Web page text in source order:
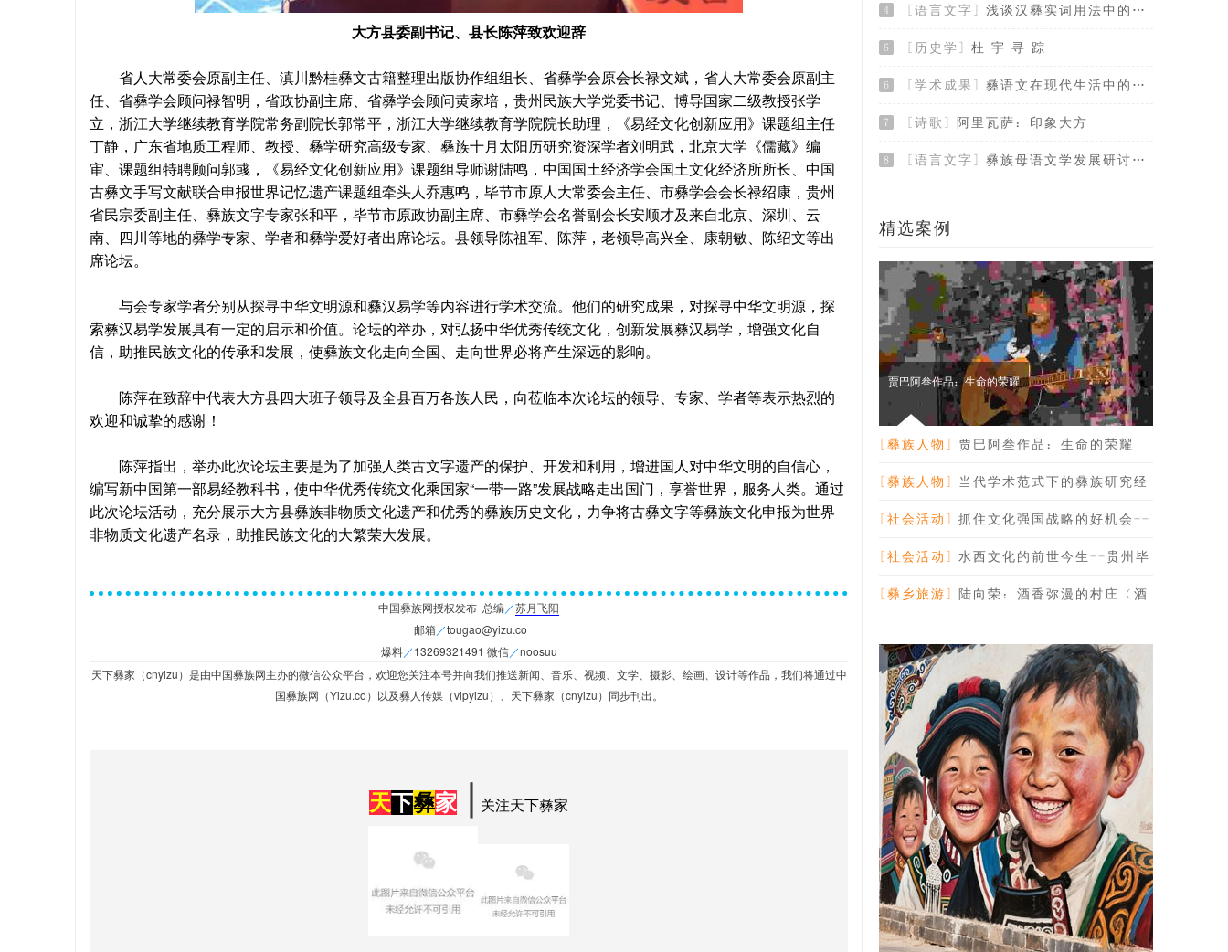
大方县委副书记、县长陈萍致欢迎辞
省人大常委会原副主任、滇川黔桂彝文古籍整理出版协作组组长、省彝学会原会长禄文斌，省人大常委会原副主
任、省彝学会顾问禄智明，省政协副主席、省彝学会顾问黄家培，贵州民族大学党委书记、博导国家二级教授张学
立，浙江大学继续教育学院常务副院长郭常平，浙江大学继续教育学院院长助理，《易经文化创新应用》课题组主任
丁静，广东省地质工程师、教授、彝学研究高级专家、彝族十月太阳历研究资深学者刘明武，北京大学《儒藏》编
审、课题组特聘顾问郭彧，《易经文化创新应用》课题组导师谢陆鸣，中国国土经济学会国土文化经济所所长、中国
古彝文手写文献联合申报世界记忆遗产课题组牵头人乔惠鸣，毕节市原人大常委会主任、市彝学会会长禄绍康，贵州
省民宗委副主任、彝族文字专家张和平，毕节市原政协副主席、市彝学会名誉副会长安顺才及来自北京、深圳、云
南、四川等地的彝学专家、学者和彝学爱好者出席论坛。县领导陈祖军、陈萍，老领导高兴全、康朝敏、陈绍文等出
席论坛。
与会专家学者分别从探寻中华文明源和彝汉易学等内容进行学术交流。他们的研究成果，对探寻中华文明源，探
索彝汉易学发展具有一定的启示和价值。论坛的举办，对弘扬中华优秀传统文化，创新发展彝汉易学，增强文化自
信，助推民族文化的传承和发展，使彝族文化走向全国、走向世界必将产生深远的影响。
陈萍在致辞中代表大方县四大班子领导及全县百万各族人民，向莅临本次论坛的领导、专家、学者等表示热烈的
欢迎和诚挚的感谢！
陈萍指出，举办此次论坛主要是为了加强人类古文字遗产的保护、开发和利用，增进国人对中华文明的自信心，
编写新中国第一部易经教科书，使中华优秀传统文化乘国家“一带一路”发展战略走出国门，享誉世界，服务人类。通过
此次论坛活动，充分展示大方县彝族非物质文化遗产和优秀的彝族历史文化，力争将古彝文字等彝族文化申报为世界
非物质文化遗产名录，助推民族文化的大繁荣大发展。
中国彝族网授权发布 总编／苏月飞阳
邮箱 ／tougao@yizu.co
爆料／13269321491 微信／noosuu
天下彝家（cnyizu）是由中国彝族网主办的微信公众平台，欢迎您关注本号并向我们推送新闻、 音乐、视频、文学、摄影、绘画、设计等作品，我们将通过中
国彝族网（Yizu.co）以及彝人传媒（vipyizu）
、天下彝家（cnyizu） 同步刊出。
天下彝家 关注天下彝家
4 [语言文字] 浅谈汉彝实词用法中的几个问题
5 [历史学] 杜 宇 寻 踪
6 [学术成果] 彝语文在现代生活中的使用、传承与发展
7 [诗歌] 阿里瓦萨：印象大方
8 [语言文字] 彝族母语文学发展研讨会纪要
精选案例
贾巴阿叁作品：生命的荣耀
[彝族人物] 贾巴阿叁作品：生命的荣耀
[彝族人物] 当代学术范式下的彝族研究经
典-纪念林耀华
[社会活动] 抓住文化强国战略的好机会--
贵州副省长禄智
[社会活动] 水西文化的前世今生--贵州毕
节市人大主任安
[彝乡旅游] 陆向荣：酒香弥漫的村庄（酒